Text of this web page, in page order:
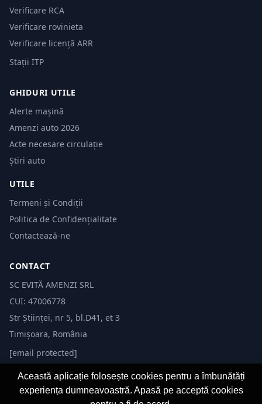
Verificare RCA
Verificare rovinieta
Verificare licență ARR
Stații ITP
GHIDURI UTILE
Alerte mașină
Amenzi auto 2026
Acte necesare circulație
Știri auto
UTILE
Termeni și Condiții
Politica de Confidențialitate
Contactează-ne
CONTACT
SC EVITĂ AMENZI SRL
CUI: 47006778
Str Științei, nr 5, bl.D41, et 3
Timișoara, România
[email protected]
Această aplicație folosește cookies pentru a îmbunătăți
experiența dumneavoastră. Apasă pe acceptă cookies